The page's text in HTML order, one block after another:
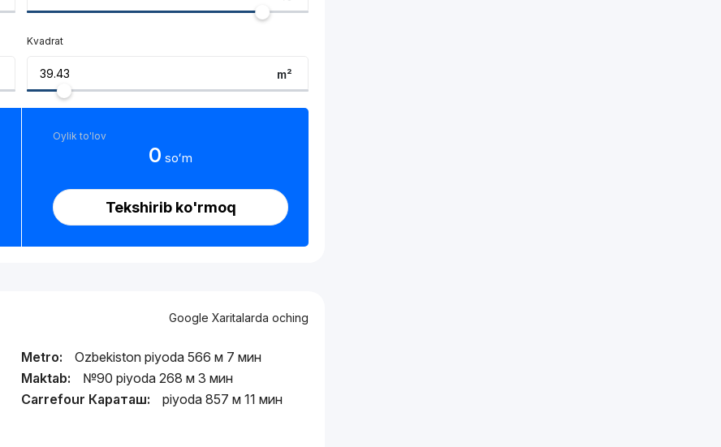
Kvadrat
m²
Oylik to'lov
0 soʻm
Tekshirib ko'rmoq
Google Xaritalarda oching
Metro:
Ozbekiston piyoda 566 м 7 мин
Maktab:
№90 piyoda 268 м 3 мин
Carrefour Караташ:
piyoda 857 м 11 мин